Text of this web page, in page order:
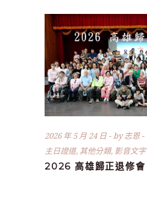
2026 年 5 月 24 日 by志恩
主日證道, 其他分類, 影音文字
2026 高雄歸正退修會